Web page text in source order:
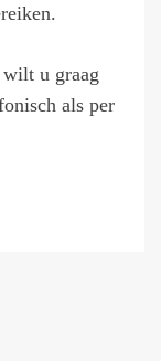
u graag
als per